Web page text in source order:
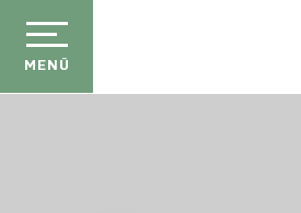
contenu
principal
MENÜ